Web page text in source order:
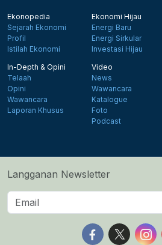
Ekonopedia
Sejarah Ekonomi
Profil
Istilah Ekonomi
Ekonomi Hijau
Energi Baru
Energi Sirkular
Investasi Hijau
In-Depth & Opini
Telaah
Opini
Wawancara
Laporan Khusus
Video
News
Wawancara
Katalogue
Foto
Podcast
Langganan Newsletter
Follow us on
Follow